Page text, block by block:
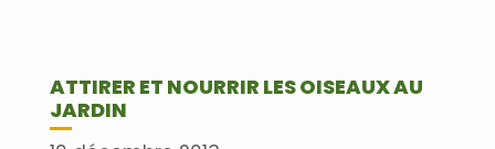
ATTIRER ET NOURRIR LES OISEAUX AU
JARDIN